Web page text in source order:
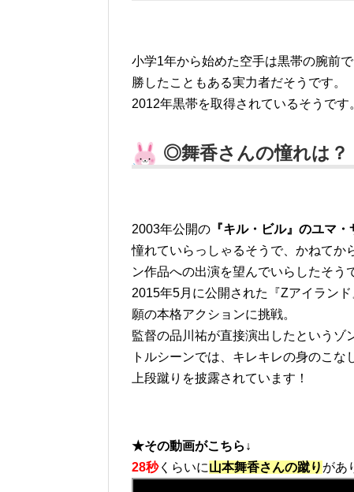
小学1年から始めた空手は黒帯の腕前
勝したこともある実力者だそうです。
2012年黒帯を取得されているそうです
◎舞香さんの憧れは？
2003年公開の 『キル・ビル』のユマ
憧れていらっしゃるそうで、かねてか
ン作品への出演を望んでいらしたそう
2015年5月に公開された『Zアイラン
願の本格アクションに挑戦。
監督の品川祐が直接演出したというゾ
トルシーンでは、キレキレの身のこな
上段蹴りを披露されています！
★その動画がこちら↓
28秒くらいに山本舞香さんの蹴り があ